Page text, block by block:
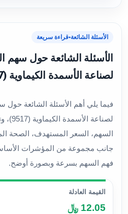
الأسئلة الشائعة•قراءة سريعة
الأسئلة الشائعة حول سهم
لصناعة الأسمدة الكيماوية (9517)
فيما يلي أهم الأسئلة الشائعة حول
لصناعة
السهم، السعر المستهدف، الصحة
جانب مجموعة من المؤشرات
فهم السهم بسرعة وبصورة أوضح.
القيمة العادلة
12.05 ﷼